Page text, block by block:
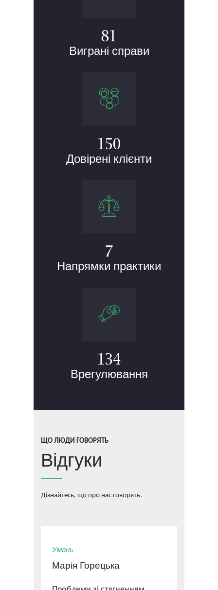
92
Виграні справи
150
Довірені клієнти
7
Напрямки практики
134
Врегулювання
ЩО ЛЮДИ ГОВОРЯТЬ
Відгуки
Дізнайтесь, що про нас говорять.
Умань
Марія Горецька